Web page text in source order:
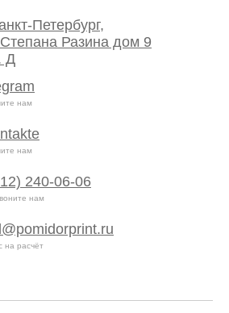
на расчёт
нам
240-06-06
нам
нам
Петербург,
Разина дом 9
Д